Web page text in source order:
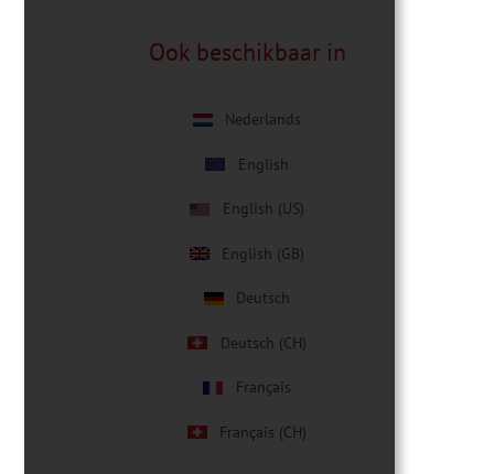
Ook beschikbaar in
Nederlands
English
English (US)
English (GB)
Deutsch
Deutsch (CH)
Français
Français (CH)